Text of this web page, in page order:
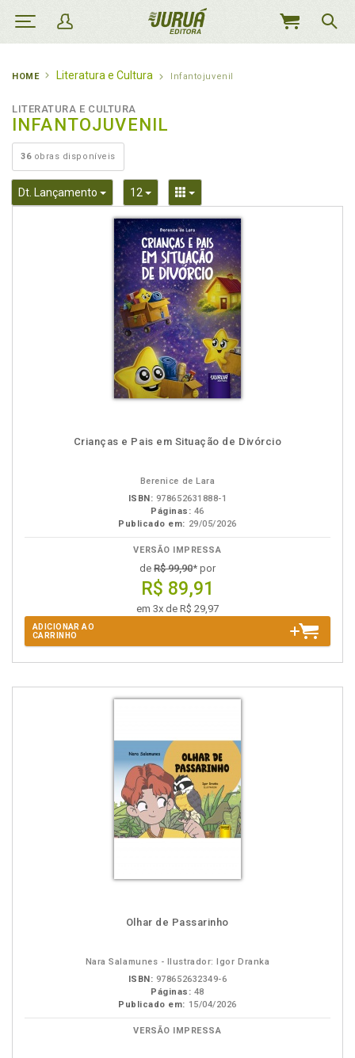
MEU
HOME Literatura e Cultura Infantojuvenil
LITERATURA E CULTURA
INFANTOJUVENIL
36obras disponíveis
Dt. Lançamento Toggle Dropdown
12 Toggle DropdownToggle Dropdown
Crianças e Pais em Situação de Divórcio
Berenice de Lara
ISBN: 978652631888-1
Páginas: 46
Publicado em: 29/05/2026
VERSÃO IMPRESSA
de R$ 99,90* por
R$ 89,91
em 3x de R$ 29,97
ADICIONAR AO
CARRINHO
Olhar de Passarinho
Nara Salamunes - Ilustrador: Igor Dranka
ISBN: 978652632349-6
Páginas: 48
Publicado em: 15/04/2026
VERSÃO IMPRESSA